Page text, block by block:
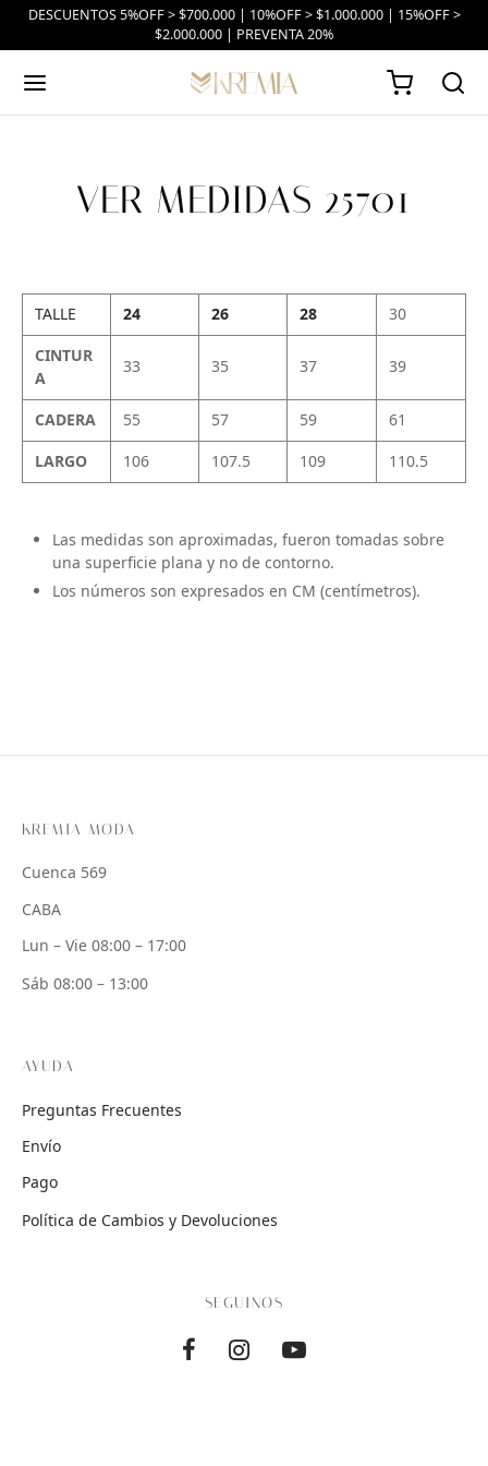
DESCUENTOS 5%OFF > $700.000 | 10%OFF > $1.000.000 | 15%OFF >
$2.000.000 | PREVENTA 20%
VER MEDIDAS 25701
TALLE 24 26 28
30
CINTUR
A
33 35 37 39
CADERA 55 57 59
61
LARGO
106 107.5 109 110.5
Las medidas son aproximadas, fueron tomadas sobre
una superficie plana y no de contorno.
Los números son expresados en CM (centímetros).
KREMIA MODA
Cuenca 569
CABA
Lun – Vie 08:00 – 17:00
Sáb 08:00 – 13:00
AYUDA
Preguntas Frecuentes
Envío
Pago
Política de Cambios y Devoluciones
SEGUINOS